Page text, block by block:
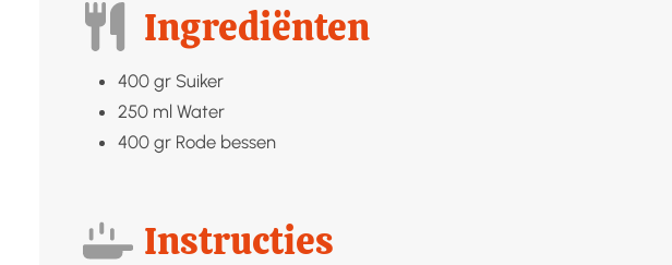
Ingrediënten
400 gr Suiker
250 ml Water
400 gr Rode bessen
Instructies